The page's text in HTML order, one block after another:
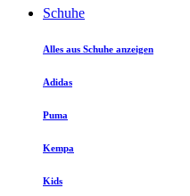
Schuhe
Alles aus Schuhe anzeigen
Adidas
Puma
Kempa
Kids